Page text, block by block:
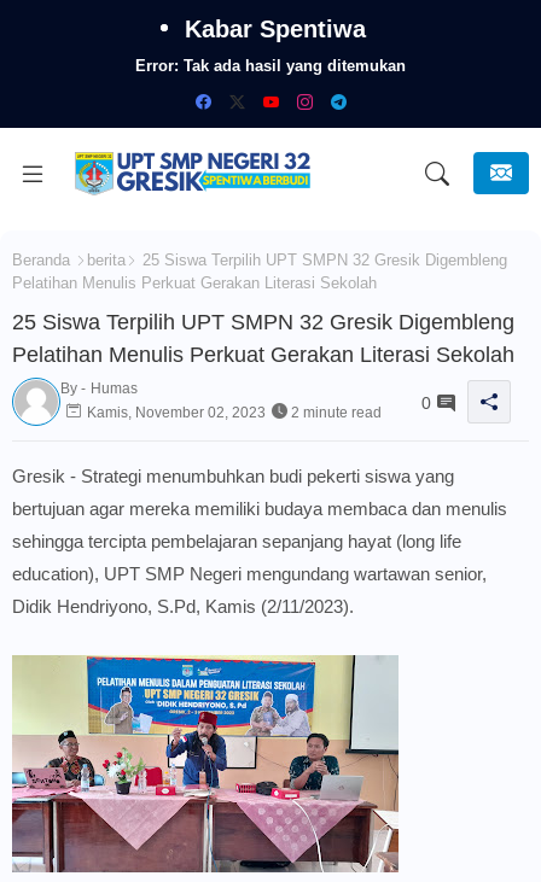
Kabar Spentiwa
Error: Tak ada hasil yang ditemukan
Beranda berita
25 Siswa Terpilih UPT SMPN 32 Gresik Digembleng
Pelatihan Menulis Perkuat Gerakan Literasi Sekolah
25 Siswa Terpilih UPT SMPN 32 Gresik Digembleng
Pelatihan Menulis Perkuat Gerakan Literasi Sekolah
By - Humas
Kamis, November 02, 2023
2 minute read 0
Gresik - Strategi menumbuhkan budi pekerti siswa yang
bertujuan agar mereka memiliki budaya membaca dan menulis
sehingga tercipta pembelajaran sepanjang hayat (long life
education), UPT SMP Negeri mengundang wartawan senior,
Didik Hendriyono, S.Pd, Kamis (2/11/2023).